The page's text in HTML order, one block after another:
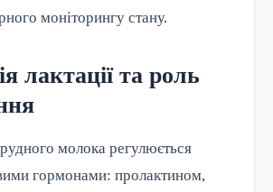
моніторингу стану.
лактації та роль
молока регулюється
гормонами: пролактином,